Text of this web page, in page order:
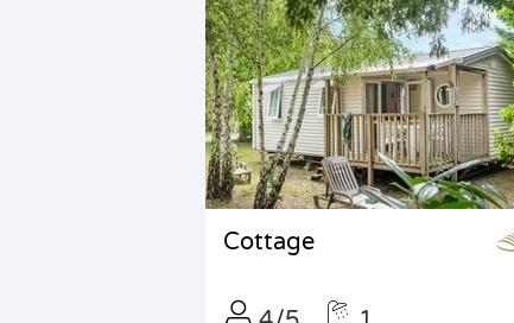
Cottage